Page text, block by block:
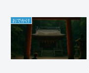
おでかけ